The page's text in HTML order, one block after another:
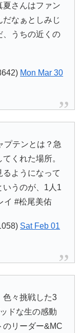
夏さんはファン
なぁとしみじ
、うちの近くの
Mon Mar 30
プテンとは？急
くれた場所。
ようになって
いうのが、1人1
イ #松尾美佑
Sat Feb 01
色々挑戦した3
ドな生の感動
のリーダー&MC